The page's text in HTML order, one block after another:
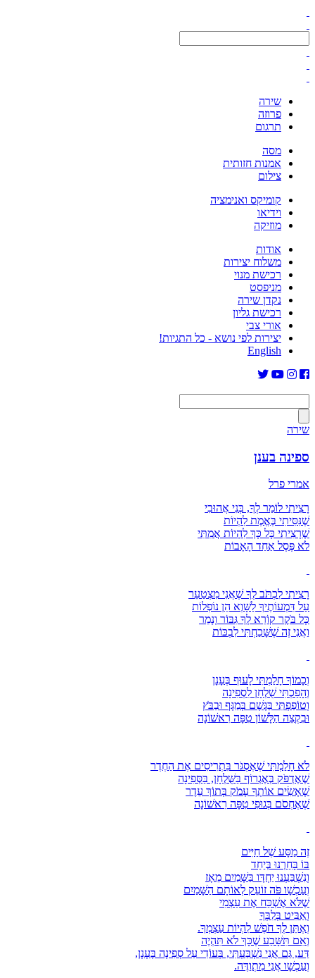
שירה
פרוזה
תרגום
מסה
אמנות חזותית
צילום
קומיקס ואנימציה
וידיאו
מוזיקה
אודות
משלוח יצירות
רכישת מנוי
מניפסט
נקדן שירה
רכישת גליון
אורי צבי
יצירות לפי נושא - כל התגיות!
English
שירה
ספינה בענן
אמרי פרל
רָצִיתִי לוֹמַר לְךָ, בְּנִי אֲהוּבִי
שֶׁנִּסִּיתִי בֶּאֱמֶת לִהְיוֹת
שֶׁרָצִיתִי כָּל כָּךְ לִהְיוֹת אֲמִתִּי
לֹא פֶּסֶל אַחַד הָאָבוֹת
רָצִיתִי לִכְתֹּב לְךָ שֶׁאֲנִי מִצְטַעֵר
עַל דִּמְעוֹתֶיךָ לַשָּׁוְא הֵן נוֹפְלוֹת
כָּל בֹּקֶר קוֹרֵא לְךָ גִּבּוֹר וְנָמֵר
וַאֲנִי זֶה שֶׁשָּׁכַחְתִּי לִבְכּוֹת
וְכָמוֹךָ חָלַמְתִּי לָעוּף בֶּעָנָן
וְהָפַכְתִּי שֻׁלְחָן לִסְפִינָה
וְטוֹפַפְתִּי בַּגֶּשֶׁם בְּמַגָּף וּבַבֹּץ
וּבִקְצֵה הַלָּשׁוֹן טִפָּה רִאשׁוֹנָה
לֹא חָלַמְתִּי שֶׁאֶסְגֹּר בִּתְרִיסִים אֶת הַחֶדֶר
שֶׁאֶדְפֹּק בְּאֶגְרוֹף בַּשֻּׁלְחָן, בַּסְּפִינָה
שֶׁאָשִׂים אוֹתְךָ עָמֹק בְּתוֹךְ עֵדֶר
שֶׁאֶחְסֹם בְּגוּפִי טִפָּה רִאשׁוֹנָה
זֶה מַסָּע שֶׁל חַיִּים
בּוֹ בָּחַרְנוּ בְּיַחַד
וְנִשְׁבַּעְנוּ יַחְדָּו בַּשָּׁמַיִם מֵאָז
וְעַכְשָׁו פֹּה זוֹעֵק לְאוֹתָם הַשָּׁמַיִם
שֶׁלֹּא אֶשְׁכַּח אֶת עַצְמִי
וְאַבִּיט בְּלִבְּךָ
וְאֶתֵּן לְךָ חֹפֶשׁ לִהְיוֹת עַצְמְךָ.
וְאִם תִּשָּׁבַע שֶׁכָּךְ לֹא תִּהְיֶה
דַּע, גַּם אֲנִי נִשְׁבַּעְתִּי, בְּעוֹדִי עַל סְפִינָה בֶּעָנָן,
וְעַכְשָׁו אֲנִי מִתְוַדֶּה.